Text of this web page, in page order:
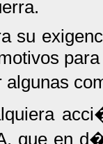
su
algunas
que en